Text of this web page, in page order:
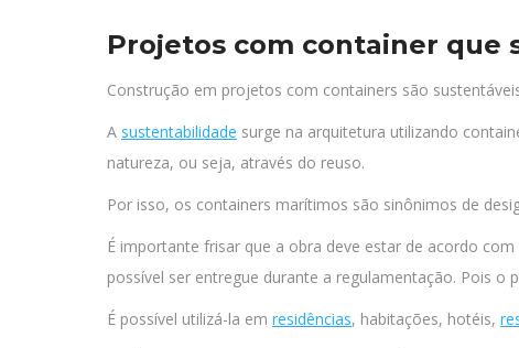
Projetos com container que
Construção em projetos com containers são
A sustentabilidade surge na arquitetura utilizando
natureza, ou seja, através do reuso.
Por isso, os containers marítimos são sinônimos de
É importante frisar que a obra deve estar de acordo
possível ser entregue durante a regulamentação. Pois
É possível utilizá-la em residências, habitações, hotéis,